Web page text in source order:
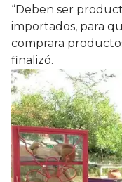
“Deben ser
importados, para
comprara
finalizó.